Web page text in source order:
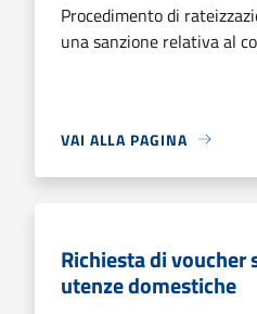
Procedimento di
una sanzione relativa al
VAI ALLA PAGINA
Richiesta di voucher
utenze domestiche